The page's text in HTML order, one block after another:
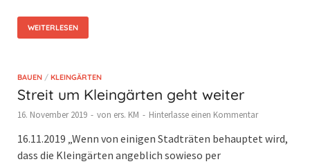
WEITERLESEN
BAUEN / KLEINGÄRTEN
Streit um Kleingärten geht weiter
16. November 2019 - von ers. KM - Hinterlasse einen Kommentar
16.11.2019 „Wenn von einigen Stadträten behauptet wird,
dass die Kleingärten angeblich sowieso per